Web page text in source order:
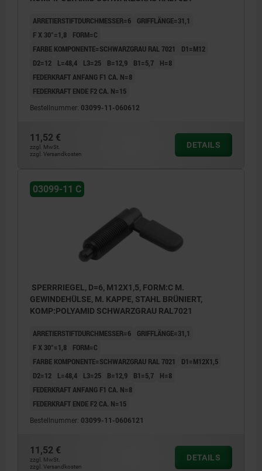
ARRETIERSTIFTDURCHMESSER=6
GRIFFLÄNGE=31,1
F X 30°=1,8
FORM=C
FARBE KOMPONENTE=SCHWARZGRAU RAL 7021
D1=M12
D2=12
L=48,4 L3=25 B=12,9 B1=5,7
H=8
FEDERKRAFT ANFANG F1 CA. N=8
FEDERKRAFT ENDE F2 CA. N=15
Bestellnummer: 03099-11-060612
11,52 €
zzgl. MwSt.
zzgl. Versandkosten
DETAILS
03099-11 C
SPERRRIEGEL, D=6, M12X1,5, FORM:C M.
GEWINDEHÜLSE, M. KAPPE, STAHL BRÜNIERT,
KOMP:POLYAMID SCHWARZGRAU RAL7021
ARRETIERSTIFTDURCHMESSER=6
GRIFFLÄNGE=31,1
F X 30°=1,8
FORM=C
FARBE KOMPONENTE=SCHWARZGRAU RAL 7021
D1=M12X1,5
D2=12
L=48,4 L3=25 B=12,9 B1=5,7
H=8
FEDERKRAFT ANFANG F1 CA. N=8
FEDERKRAFT ENDE F2 CA. N=15
Bestellnummer: 03099-11-0606121
11,52 €
zzgl. MwSt.
zzgl. Versandkosten
DETAILS